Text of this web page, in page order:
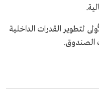
لتطوير القدرات الداخلية
الصندوق.